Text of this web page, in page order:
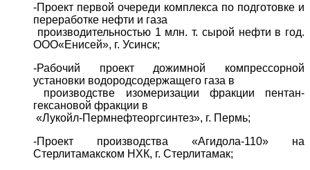
-Проект первой очереди комплекса по подготовке и
переработке нефти и газа
производительностью 1 млн. т. сырой нефти в год.
ООО«Енисей», г. Усинск;
-Рабочий проект дожимной компрессорной
установки водородсодержащего газа в
производстве изомеризации фракции пентан-
гексановой фракции в
«Лукойл-Пермнефтеоргсинтез», г. Пермь;
-Проект производства «Агидола-110» на
Стерлитамакском НХК, г. Стерлитамак;